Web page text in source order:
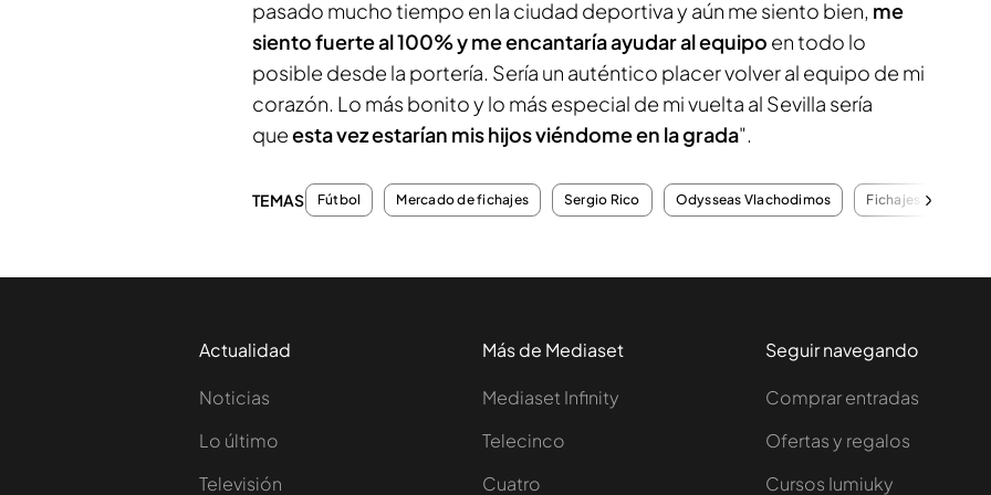
pasado mucho tiempo en la ciudad deportiva y aún me siento bien, me
siento fuerte al 100% y me encantaría ayudar al equipo en todo lo
posible desde la portería. Sería un auténtico placer volver al equipo de mi
corazón. Lo más bonito y lo más especial de mi vuelta al Sevilla sería
queesta vez estarían mis hijos viéndome en la grada".
TEMAS Fútbol Mercado de fichajes Sergio Rico Odysseas Vlachodimos Fichajes
Actualidad
Noticias
Lo último
Televisión
Más de Mediaset
Mediaset Infinity
Telecinco
Cuatro
Seguir navegando
Comprar entradas
Ofertas y regalos
Cursos Iumiuky